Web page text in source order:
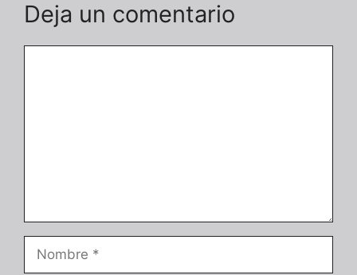
Deja un comentario
Nombre